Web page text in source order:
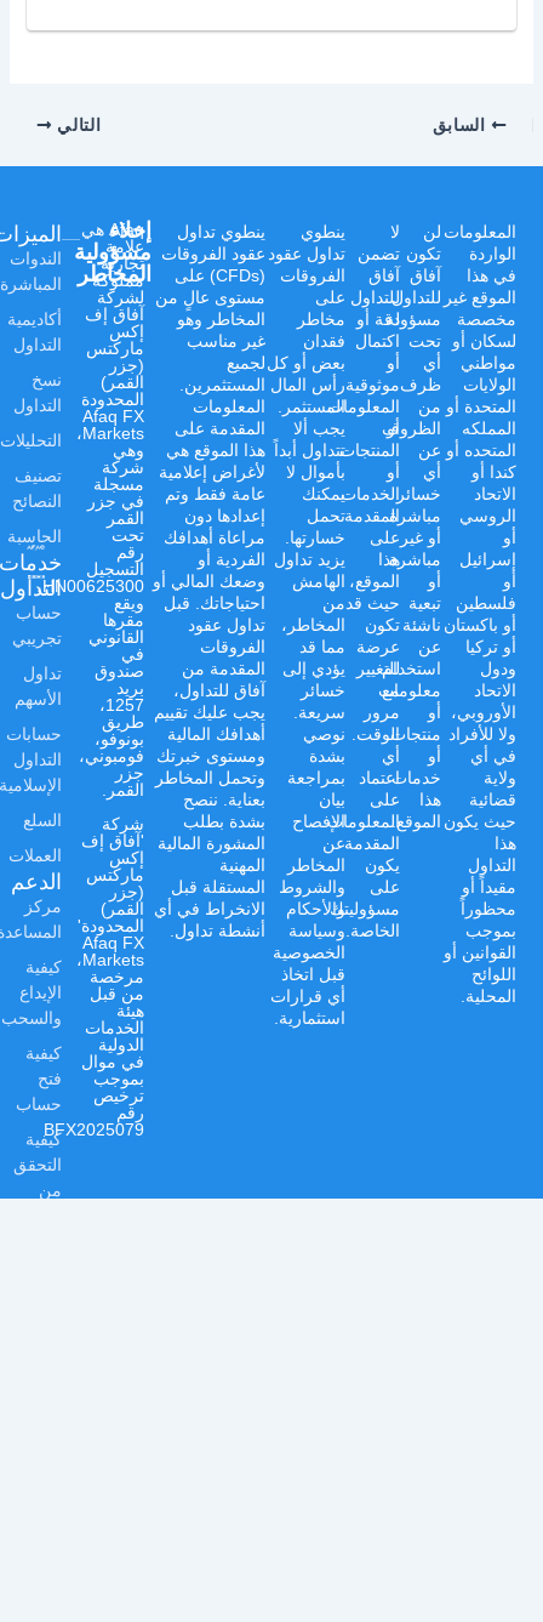
السابق التالي
الميزات
الندوات
المباشرة
أكاديمية
التداول
نسخ
التداول
التحليلات
تصنيف
النصائح
الحاسبة
خدمات
التداول
حساب
تجريبي
تداول
الأسهم
حسابات
التداول
الإسلامية
السلع
العملات
الدعم
مركز
المساعدة
كيفية
الإيداع
والسحب
كيفية
فتح
حساب
كيفية
التحقق
من
Afaq هي
علامة
تجارية
مملوكة
لشركة
آفاق إف
إكس
ماركتس
(جزر
القمر)
المحدودة
Afaq FX
Markets،
وهي
شركة
مسجلة
في جزر
القمر
تحت
رقم
التسجيل
HN00625300،
ويقع
مقرها
القانوني
في
صندوق
بريد
1257،
طريق
بونوفو،
فومبوني،
جزر
القمر.
شركة
'آفاق إف
إكس
ماركتس
(جزر
القمر)
المحدودة'
Afaq FX
Markets،
مرخصة
من قبل
هيئة
الخدمات
الدولية
في موال
بموجب
ترخيص
رقم
BFX2025079
إخلاء
مسؤولية
المخاطر
ينطوي تداول
عقود الفروقات
(CFDs) على
مستوى عالٍ من
المخاطر وهو
غير مناسب
لجميع
المستثمرين.
المعلومات
المقدمة على
هذا الموقع هي
لأغراض إعلامية
عامة فقط وتم
إعدادها دون
مراعاة أهدافك
الفردية أو
وضعك المالي أو
احتياجاتك. قبل
تداول عقود
الفروقات
المقدمة من
آفاق للتداول،
يجب عليك تقييم
أهدافك المالية
ومستوى خبرتك
وتحمل المخاطر
بعناية. ننصح
بشدة بطلب
المشورة المالية
المهنية
المستقلة قبل
الانخراط في أي
أنشطة تداول.
ينطوي
تداول عقود
الفروقات
على
مخاطر
فقدان
بعض أو كل
رأس المال
المستثمر.
يجب ألا
تتداول أبداً
بأموال لا
يمكنك
تحمل
خسارتها.
يزيد تداول
الهامش
من
المخاطر،
مما قد
يؤدي إلى
خسائر
سريعة.
نوصي
بشدة
بمراجعة
بيان
الإفصاح
عن
المخاطر
والشروط
والأحكام
وسياسة
الخصوصية
قبل اتخاذ
أي قرارات
استثمارية.
لا
تضمن
آفاق
للتداول
دقة أو
اكتمال
أو
موثوقية
المعلومات
أو
المنتجات
أو
الخدمات
المقدمة
على
هذا
الموقع،
حيث قد
تكون
عرضة
للتغيير
مع
مرور
الوقت.
أي
اعتماد
على
المعلومات
المقدمة
يكون
على
مسؤوليتك
الخاصة.
لن
تكون
آفاق
للتداول
مسؤولة
تحت
أي
ظرف
من
الظروف
عن
أي
خسائر
مباشرة
أو غير
مباشرة
أو
تبعية
ناشئة
عن
استخدام
معلومات
أو
منتجات
أو
خدمات
هذا
الموقع.
المعلومات
الواردة
في هذا
الموقع غير
مخصصة
لسكان أو
مواطني
الولايات
المتحدة أو
المملكه
المتحده أو
كندا أو
الاتحاد
الروسي
أو
إسرائيل
أو
فلسطين
أو باكستان
أو تركيا
ودول
الاتحاد
الأوروبي،
ولا للأفراد
في أي
ولاية
قضائية
حيث يكون
هذا
التداول
مقيداً أو
محظوراً
بموجب
القوانين أو
اللوائح
المحلية.